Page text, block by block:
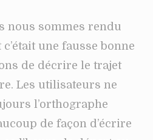
nous sommes rendu
une fausse bonne
de décrire le trajet
Les utilisateurs ne
l’orthographe
de façon d’écrire